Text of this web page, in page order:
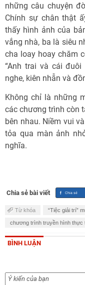
những câu chuyện
Chính sự chân thật
thấy hình ảnh của
vắng nhà, ba là siêu
cha loay hoay chăm
“Anh trai và cái đuôi
nghe, kiên nhẫn và
Không chỉ là những
các chương trình còn
bên nhau. Niềm vui
tỏa qua màn ảnh
nghĩa.
Chia sẻ bài viết
Từ khóa “Tiệc giải trí”
chương trình truyền hình thực
BÌNH LUẬN